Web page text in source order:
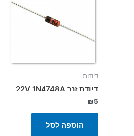
דיודות
דיודת זנר 22V 1N4748A
₪5
הוספה לסל